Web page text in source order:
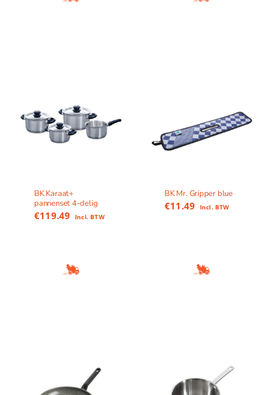
BK Karaat+
pannenset 4-delig
€119.49 Incl. BTW
BK Mr. Gripper blue
€11.49 Incl. BTW